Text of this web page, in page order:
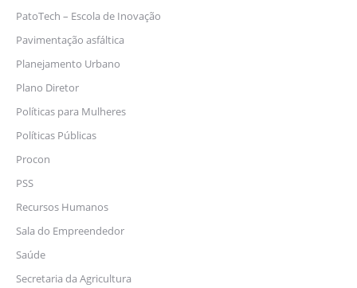
PatoTech – Escola de Inovação
Pavimentação asfáltica
Planejamento Urbano
Plano Diretor
Políticas para Mulheres
Políticas Públicas
Procon
PSS
Recursos Humanos
Sala do Empreendedor
Saúde
Secretaria da Agricultura